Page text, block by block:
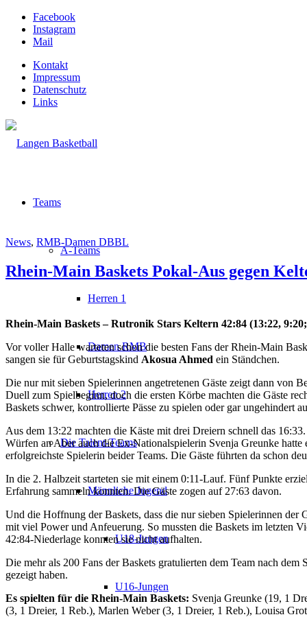
Facebook
Instagram
Mail
Kontakt
Impressum
Datenschutz
Links
Teams
A-Teams
Herren 1
Damen RMB
Herren 2
Die Talent-Teams
Männliche Jugend
U18-Jungen
U16-Jungen
News, RMB-Damen DBBL
Rhein-Main Baskets Pokal-Aus gegen
Rhein-Main Baskets – Rutronik Stars Keltern 42:84 (13:22,
Vor voller Halle warteten schon die besten Fans der Rhein-Main
sangen sie für Geburtstagskind Akosua Ahmed ein Ständchen.
Die nur mit sieben Spielerinnen angetretenen Gäste zeigt dann von
Duell zum Spielbeginn, doch die ersten Körbe machten die Gäste
Baskets schwer, kontrollierte Pässe zu spielen oder gar ungehindert
Aus dem 13:22 machten die Käste mit drei Dreiern schnell das
Würfen an Aber auch die Ex-Nationalspielerin Svenja Greunke
erfolgreichste Spielerin beider Teams. Die Gäste führten da schon
In die 2. Halbzeit starteten sie mit einem 0:11-Lauf. Fünf Punkte
Erfahrung sammeln konnten. Die Gäste zogen auf 27:63 davon.
Und die Hoffnung der Baskets, dass die nur sieben Spielerinnen
mit viel Power und Anfeuerung. So mussten die Baskets im letzten
42:84-Niederlage konnten sie nicht aufhalten.
Die mehr als 200 Fans der Baskets gratulierten dem Team nach
gezeigt haben.
Es spielten für die Rhein-Main Baskets: Svenja Greunke (19, 1
(3, 1 Dreier, 1 Reb.), Marlen Weber (3, 1 Dreier, 1 Reb.), Louisa